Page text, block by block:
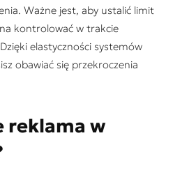
Ważne jest, aby ustalić limit
kontrolować w trakcie
elastyczności systemów
obawiać się przekroczenia
reklama w